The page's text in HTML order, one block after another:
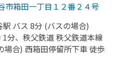
市箱田一丁目１２番２４号
駅 バス 8分 (バスの場合)
分、 秩父鉄道 秩父鉄道本線
場合) 西箱田停留所下車 徒歩